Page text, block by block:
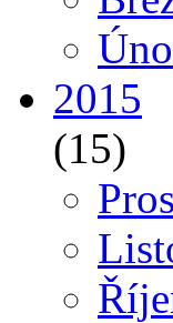
2015
(15)